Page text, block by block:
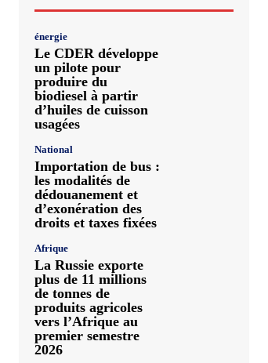
énergie
Le CDER développe
un pilote pour
produire du
biodiesel à partir
d’huiles de cuisson
usagées
National
Importation de bus :
les modalités de
dédouanement et
d’exonération des
droits et taxes fixées
Afrique
La Russie exporte
plus de 11 millions
de tonnes de
produits agricoles
vers l’Afrique au
premier semestre
2026